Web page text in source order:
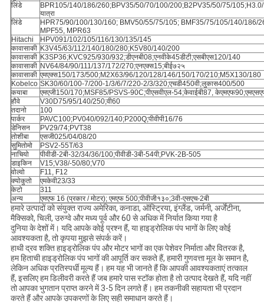
लिंडे
BPR105/140/186/260;BPV35/50/70/100/200;B2PV35/50/75/
यात्रा
लिंडे
HPR75/90/100/130/160; BMV50/55/75/105; BMF35/75/105/140/186/
MPF55, MPR63
Hitachi
HPV091/102/105/116/130/135/145
कावासाकी K3V45/63/112/140/180/280;K5V80/140/200
कावासाकी K3SP36;KVC925/930/932;डीएनबी08;एनवीके45डीटी;एसबीएस120/140
कावासाकी NV64/84/90/111/137/172/270;एनएक्स15;बीई७२५
कावासाकी एमएक्स150/173/500;M2X63/96/120/128/146/150/170/210;M5X130/180
Kobelco SK30/60/100-7/200-1/3/6/7/220-2/3/320;एचडी450वी;लुकास400/500
कयाबा
एमएजी150/170;MSF85/PSVS-90C;पीएसवीएल-54;केवाईबी87,
हौवे
V30D75/95/140/250;वी60
तदानो
100
पार्कर
PAVC100;PV040/092/140;P200Q;पीवीपी16/76
डेनिसन
PV29/74;PVT38
तोशीबा
एसजी025/04/08/20
सुमितोमो
PSV2-55T/63
नाचियो
पीवीडी-2बी-32/34/36/100;पीवीडी-3बी-54पी;PVK-2B-505
डाइकिन
V15;V38/-50/80;V70
वोल्वो
F11, F12
क्योकुतो
एमकेवी23/33
केटो
311
अन्य
एमएफ 16 (प्रकार / मोटर); एमएफ 500;पीवीजी१३०;3वी-एसएच-2बी
हमारे उत्पादों को संयुक्त राज्य अमेरिका, कनाडा, ऑस्ट्रिया, इंग्लैंड, जर्मनी, अर्जेंटीना,
मैक्सिको, चिली, उरुग्वे और मध्य पूर्व और 60 से अधिक में निर्यात किया गया है
दुनिया के देशों में। यदि आपके कोई प्रश्न हैं, या हाइड्रोलिक पंप भागों के लिए कोई
आवश्यकता है, तो कृपया मुझसे संपर्क करें।
हाथी द्रव शक्ति हाइड्रोलिक पंप और मोटर भागों का एक पेशेवर निर्माता और वितरक है,
हम हिताची हाइड्रोलिक पंप भागों की आपूर्ति कर सकते हैं, हमारी गुणवत्ता मूल के समान है,
लेकिन अधिक प्रतिस्पर्धी मूल्य हैं। हम यह भी जानते हैं कि आपकी आवश्यकताएं तत्काल
हैं, इसलिए हम डिलीवरी करते हैं जब हमारे पास स्टॉक होता है तो उत्पाद देखते हैं, यदि नहीं
तो आपका भुगतान प्राप्त करने में 3-5 दिन लगते हैं। हम तकनीकी सहायता भी प्रदान
करते हैं और आपके उपकरणों के लिए सही समाधान करते हैं।